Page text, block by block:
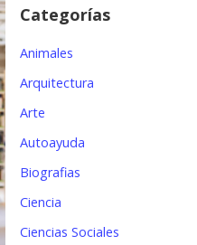
n
d
a
Categorías
Animales
Arquitectura
Arte
Autoayuda
Biografias
Ciencia
Ciencias Sociales